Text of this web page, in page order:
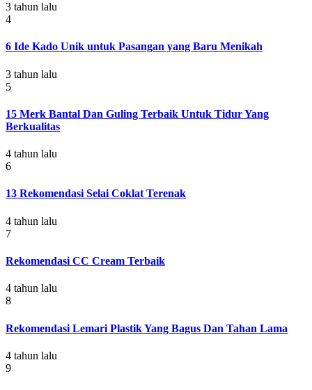
3 tahun lalu
4
6 Ide Kado Unik untuk Pasangan yang Baru Menikah
3 tahun lalu
5
15 Merk Bantal Dan Guling Terbaik Untuk Tidur Yang
Berkualitas
4 tahun lalu
6
13 Rekomendasi Selai Coklat Terenak
4 tahun lalu
7
Rekomendasi CC Cream Terbaik
4 tahun lalu
8
Rekomendasi Lemari Plastik Yang Bagus Dan Tahan Lama
4 tahun lalu
9